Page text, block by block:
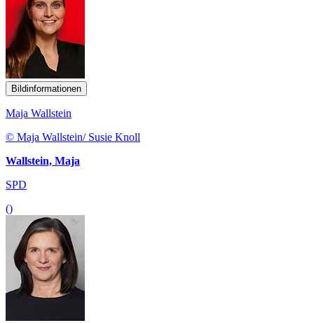
Bildinformationen
Maja Wallstein
© Maja Wallstein/ Susie Knoll
Wallstein, Maja
SPD
()